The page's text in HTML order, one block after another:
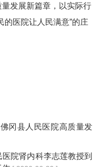
发展新篇章，以实际行
的医院让人民满意”的庄
冈县人民医院高质量发
院肾内科李志莲教授到